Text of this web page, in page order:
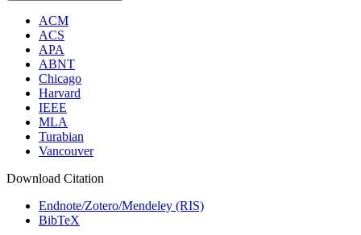
ACM
ACS
APA
ABNT
Chicago
Harvard
IEEE
MLA
Turabian
Vancouver
Download Citation
Endnote/Zotero/Mendeley (RIS)
BibTeX